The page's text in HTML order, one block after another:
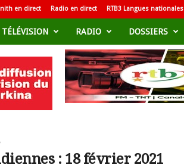
en direct Radio en direct RTB3 Langues nationales
TÉLÉVISION RADIO DOSSIERS
: 18 février 2021